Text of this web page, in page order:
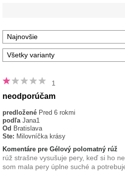
1
neodporúčam
predložené Pred 6 rokmi
podľa Jana1
Od Bratislava
Ste: Milovníčka krásy
Komentáre pre Gélový polomatný rúž
rúž strašne vysušuje pery, keď si ho
som mala pery úplne suché a